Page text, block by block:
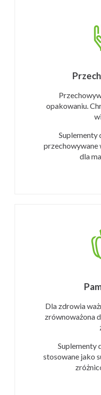
opakowaniu.
Suplementy
przechowywane
dla
Dla zdrowia
zrównoważona
Suplementy
stosowane jako